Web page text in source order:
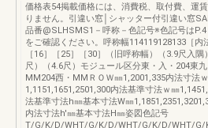
価格表54掲載価格には、消費税、取付費、運
りません。引違い窓│シャッター付引違い窓
品番@SLHSMS1－呼称－色記号※色記号はP.4
をご確認ください。呼称幅114119128133［内
［16］［25］［30］（旧呼称幅）（3.9尺入
尺）（4.6尺）モジュール区分東・入・204東
MM204西・MMＲＯＷ㎜1,2001,335内法寸法
1,1151,1651,2501,300内法基準寸法ｗ㎜
法基準寸法h㎜基本寸法W㎜
内法寸法h'㎜基本寸法H㎜姿図色記号
T/G/K/D/WHT/G/K/D/WHT/G/K/D/WHT/G/